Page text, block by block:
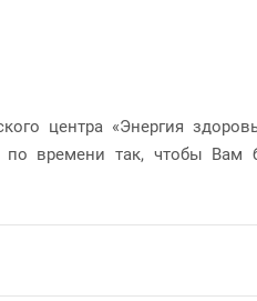
центра «Энергия
по времени так, чтобы